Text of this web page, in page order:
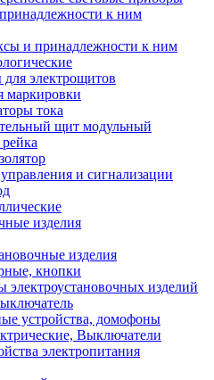
к ним
и принадлежности к ним
для электрощитов
маркировки
тока
щит модульный
и сигнализации
изделия
изделия
кнопки
электроустановочных изделий
устройства, домофоны
Выключатели
электропитания